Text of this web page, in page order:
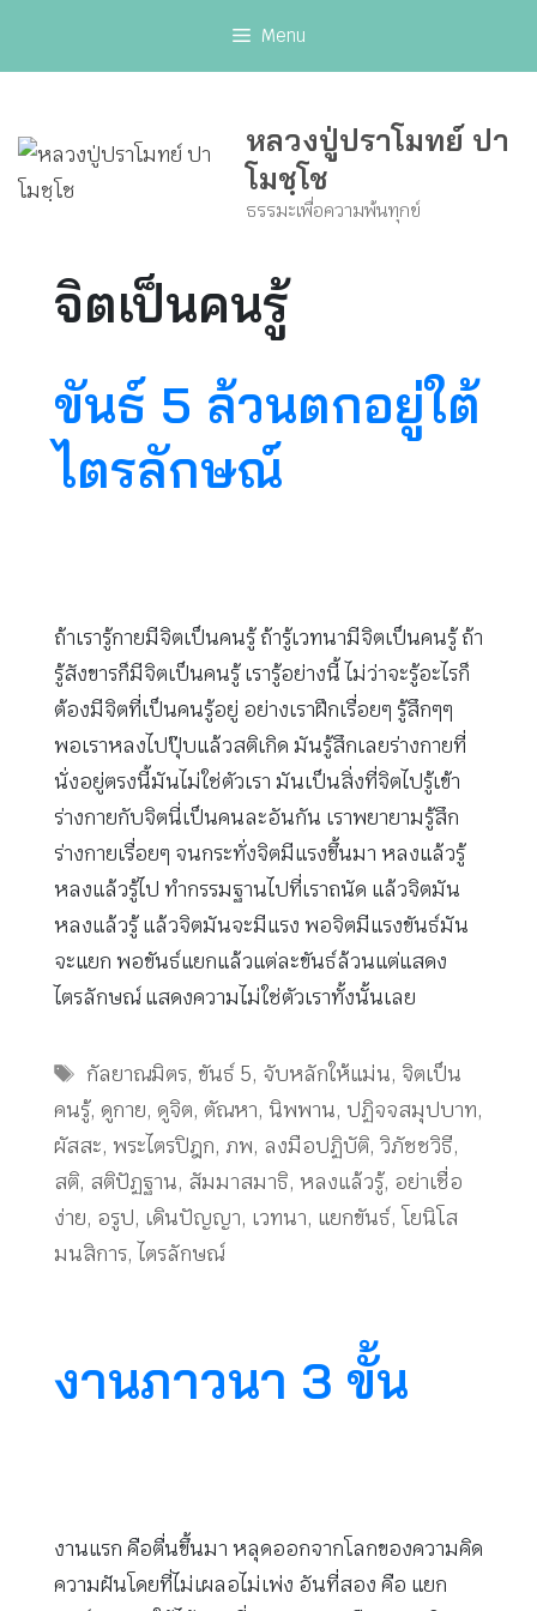
Menu
หลวงปู่ปราโมทย์ ปา
โมชฺโช
ธรรมะเพื่อความพ้นทุกข์
จิตเป็นคนรู้
ขันธ์ 5 ล้วนตกอยู่ใต้
ไตรลักษณ์
ถ้าเรารู้กายมีจิตเป็นคนรู้ ถ้ารู้เวทนามีจิตเป็นคนรู้ ถ้า
รู้สังขารก็มีจิตเป็นคนรู้ เรารู้อย่างนี้ ไม่ว่าจะรู้อะไรก็
ต้องมีจิตที่เป็นคนรู้อยู่ อย่างเราฝึกเรื่อยๆ รู้สึกๆๆ
พอเราหลงไปปุ๊บแล้วสติเกิด มันรู้สึกเลยร่างกายที่
นั่งอยู่ตรงนี้มันไม่ใช่ตัวเรา มันเป็นสิ่งที่จิตไปรู้เข้า
ร่างกายกับจิตนี่เป็นคนละอันกัน เราพยายามรู้สึก
ร่างกายเรื่อยๆ จนกระทั่งจิตมีแรงขึ้นมา หลงแล้วรู้
หลงแล้วรู้ไป ทำกรรมฐานไปที่เราถนัด แล้วจิตมัน
หลงแล้วรู้ แล้วจิตมันจะมีแรง พอจิตมีแรงขันธ์มัน
จะแยก พอขันธ์แยกแล้วแต่ละขันธ์ล้วนแต่แสดง
ไตรลักษณ์ แสดงความไม่ใช่ตัวเราทั้งนั้นเลย
Tags
กัลยาณมิตร, ขันธ์ 5, จับหลักให้แม่น, จิตเป็น
คนรู้, ดูกาย, ดูจิต, ตัณหา, นิพพาน, ปฏิจจสมุปบาท,
ผัสสะ, พระไตรปิฎก, ภพ, ลงมือปฏิบัติ, วิภัชชวิธี,
สติ, สติปัฏฐาน, สัมมาสมาธิ, หลงแล้วรู้, อย่าเชื่อ
ง่าย, อรูป, เดินปัญญา, เวทนา, แยกขันธ์, โยนิโส
มนสิการ, ไตรลักษณ์
งานภาวนา 3 ขั้น
งานแรก คือตื่นขึ้นมา หลุดออกจากโลกของความคิด
ความฝันโดยที่ไม่เผลอไม่เพ่ง อันที่สอง คือ แยก